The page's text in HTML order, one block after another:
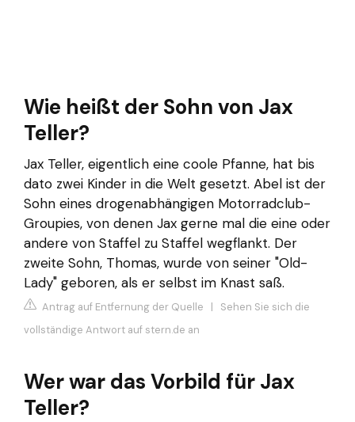
Wie heißt der Sohn von Jax
Teller?
Jax Teller, eigentlich eine coole Pfanne, hat bis
dato zwei Kinder in die Welt gesetzt. Abel ist der
Sohn eines drogenabhängigen Motorradclub-
Groupies, von denen Jax gerne mal die eine oder
andere von Staffel zu Staffel wegflankt. Der
zweite Sohn, Thomas, wurde von seiner "Old-
Lady" geboren, als er selbst im Knast saß.
Antrag auf Entfernung der Quelle | Sehen Sie sich die
vollständige Antwort auf stern.de an
Wer war das Vorbild für Jax
Teller?